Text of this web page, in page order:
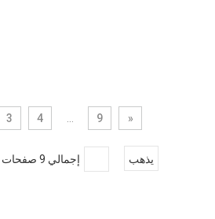
3 4 9 »
إجمالي 9 صفحات انتقل إلى الصفحة يذهب